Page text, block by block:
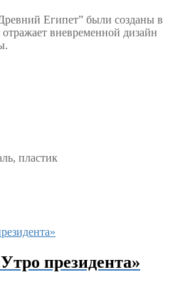
Египет” были созданы в
вневременной дизайн
пластик
президента»